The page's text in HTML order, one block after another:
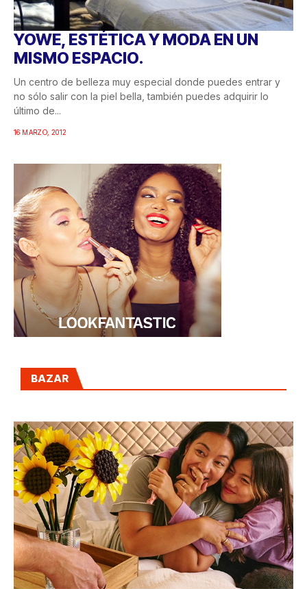
YOWE, ESTÉTICA Y MODA EN UN
MISMO ESPACIO.
Un centro de belleza muy especial donde puedes entrar y
no sólo salir con la piel bella, también puedes adquirir lo
último de...
16 MARZO, 2012
BAZAR